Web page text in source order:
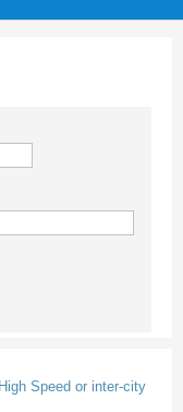
Speed or inter-city